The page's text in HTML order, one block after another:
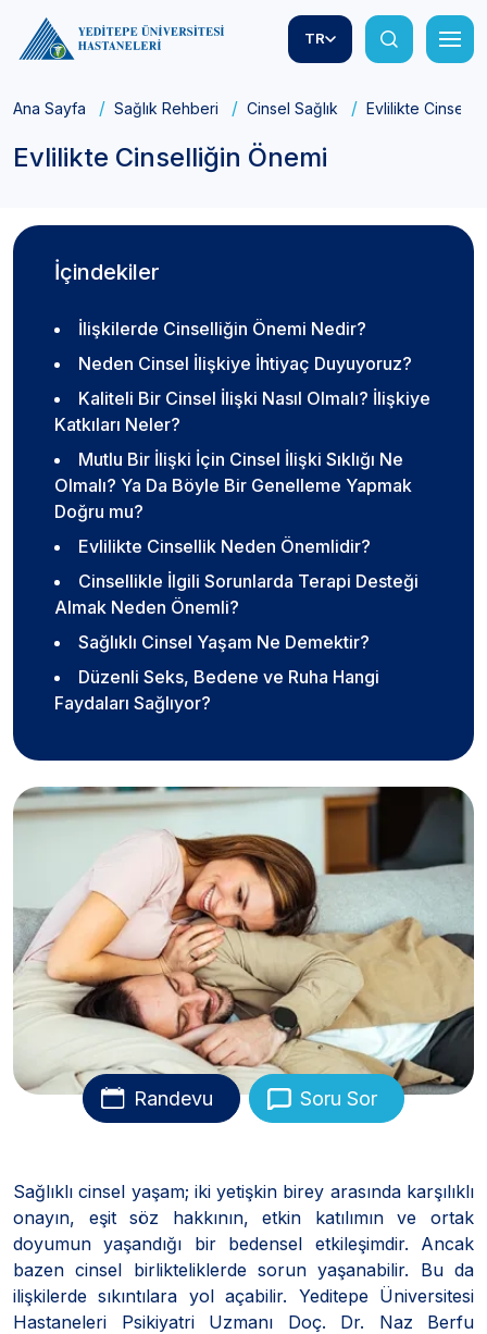
TR
Ana Sayfa Sağlık Rehberi Cinsel Sağlık Evlilikte
Evlilikte Cinselliğin Önemi
İçindekiler
İlişkilerde Cinselliğin Önemi Nedir?
Neden Cinsel İlişkiye İhtiyaç Duyuyoruz?
Kaliteli Bir Cinsel İlişki Nasıl Olmalı? İlişkiye
Katkıları Neler?
Mutlu Bir İlişki İçin Cinsel İlişki Sıklığı Ne
Olmalı? Ya Da Böyle Bir Genelleme Yapmak
Doğru mu?
Evlilikte Cinsellik Neden Önemlidir?
Cinsellikle İlgili Sorunlarda Terapi Desteği
Almak Neden Önemli?
Sağlıklı Cinsel Yaşam Ne Demektir?
Düzenli Seks, Bedene ve Ruha Hangi
Faydaları Sağlıyor?
Randevu Soru Sor
Sağlıklı cinsel yaşam; iki yetişkin birey arasında karşılıklı
onayın, eşit söz hakkının, etkin katılımın ve ortak
doyumun yaşandığı bir bedensel etkileşimdir. Ancak
bazen cinsel birlikteliklerde sorun yaşanabilir. Bu da
ilişkilerde sıkıntılara yol açabilir. Yeditepe Üniversitesi
Hastaneleri Psikiyatri Uzmanı Doç. Dr. Naz Berfu